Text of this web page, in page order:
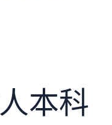
本科